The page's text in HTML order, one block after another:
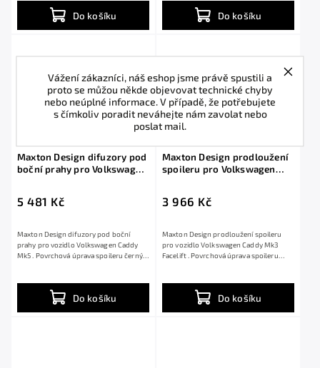
Vážení zákazníci, náš eshop jsme právě spustili a
proto se můžou někde objevovat technické chyby
nebo neúplné informace. V případě, že potřebujete
s čímkoliv poradit neváhejte nám zavolat nebo
poslat mail.
Do košíku Do košíku
Maxton Design difuzory pod
boční prahy pro Volkswagen
5 481 Kč
Do košíku
Maxton Design difuzory pod boční
prahy pro vozidlo Volkswagen Caddy
Mk5 . Povrchová úprava spoileru černý
Maxton Design prodloužení
spoileru pro Volkswagen
3 966 Kč
Do košíku
Maxton Design prodloužení spoileru
pro vozidlo Volkswagen Caddy Mk3
Facelift . Povrchová úprava spoileru